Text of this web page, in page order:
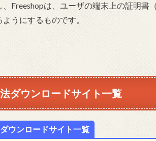
、Freeshopは、ユーザの端末上の証明
ようにするものです。
ダウンロードサイト一覧
ウンロードサイト一覧